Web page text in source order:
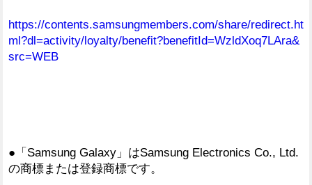
https://contents.samsungmembers.com/share/redirect.ht
ml?dl=activity/loyalty/benefit?benefitId=WzldXoq7LAra&
src=WEB
●「Samsung Galaxy」はSamsung Electronics Co., Ltd.
の商標または登録商標です。